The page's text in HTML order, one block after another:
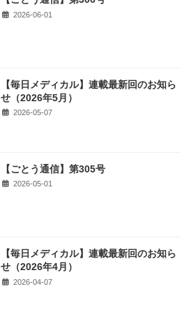
2026-06-01
【毎日メディカル】連載最新回のお知ら
せ（2026年5月）
2026-05-07
【ごとう通信】第305号
2026-05-01
【毎日メディカル】連載最新回のお知ら
せ（2026年4月）
2026-04-07